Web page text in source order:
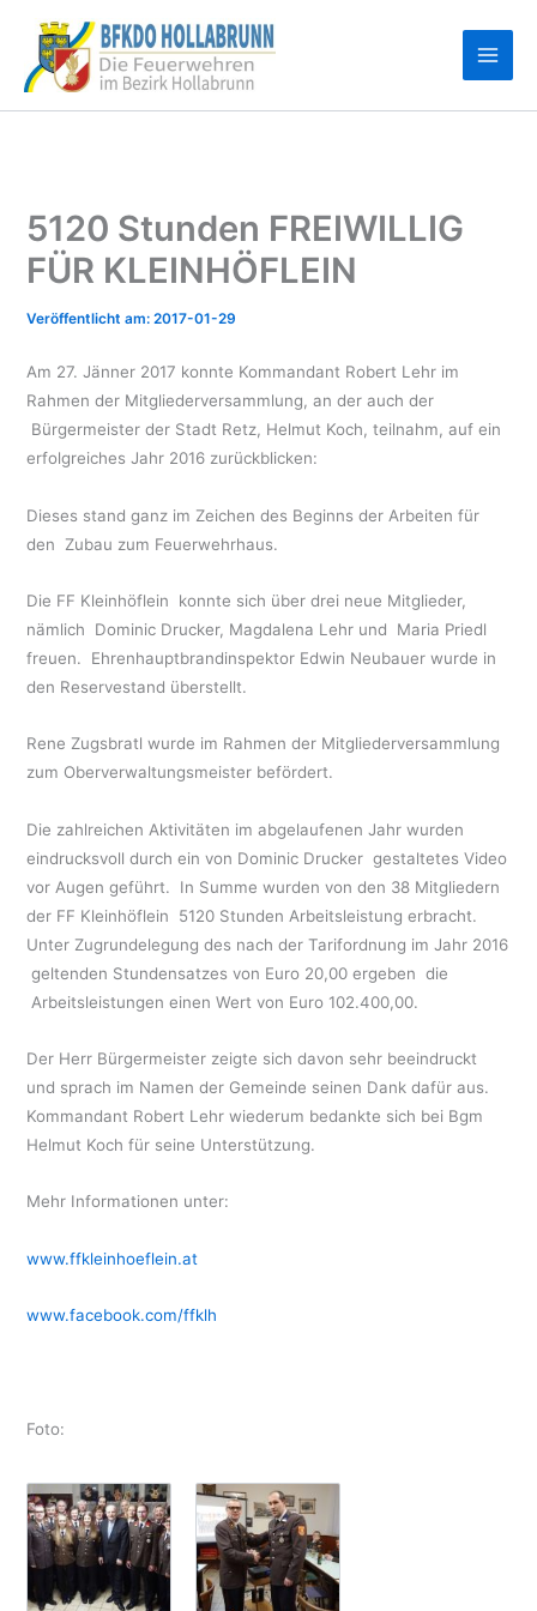
Inhalt
springen
5120 Stunden FREIWILLIG
FÜR KLEINHÖFLEIN
2017-01-29
Am 27. Jänner 2017 konnte Kommandant Robert Lehr im
Rahmen der Mitgliederversammlung, an der auch der
Bürgermeister der Stadt Retz, Helmut Koch, teilnahm, auf ein
erfolgreiches Jahr 2016 zurückblicken:
Dieses stand ganz im Zeichen des Beginns der Arbeiten für
den
Zubau zum Feuerwehrhaus.
Die FF Kleinhöflein
konnte sich über drei neue Mitglieder,
nämlich
Dominic Drucker, Magdalena Lehr und
Maria Priedl
freuen.
Ehrenhauptbrandinspektor Edwin Neubauer wurde in
den Reservestand überstellt.
Rene Zugsbratl wurde im Rahmen der Mitgliederversammlung
zum Oberverwaltungsmeister befördert.
Die zahlreichen Aktivitäten im abgelaufenen Jahr wurden
eindrucksvoll durch ein von Dominic Drucker gestaltetes Video
vor Augen geführt.
In Summe wurden von den 38 Mitgliedern
der FF Kleinhöflein
5120 Stunden Arbeitsleistung erbracht.
Unter Zugrundelegung des nach der Tarifordnung im Jahr 2016
geltenden Stundensatzes von Euro 20,00 ergeben die
Arbeitsleistungen einen Wert von Euro 102.400,00.
Der Herr Bürgermeister zeigte sich davon sehr beeindruckt
und sprach im Namen der Gemeinde seinen Dank dafür aus.
Kommandant Robert Lehr wiederum bedankte sich bei Bgm
Helmut Koch für seine Unterstützung.
Mehr Informationen unter:
www.ffkleinhoeflein.at
www.facebook.com/ffklh
Foto: